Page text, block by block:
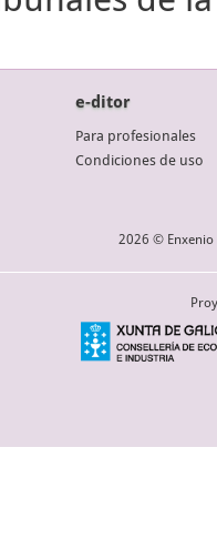
e-ditor
Para profesionales
Condiciones de uso
2026 © Enxenio